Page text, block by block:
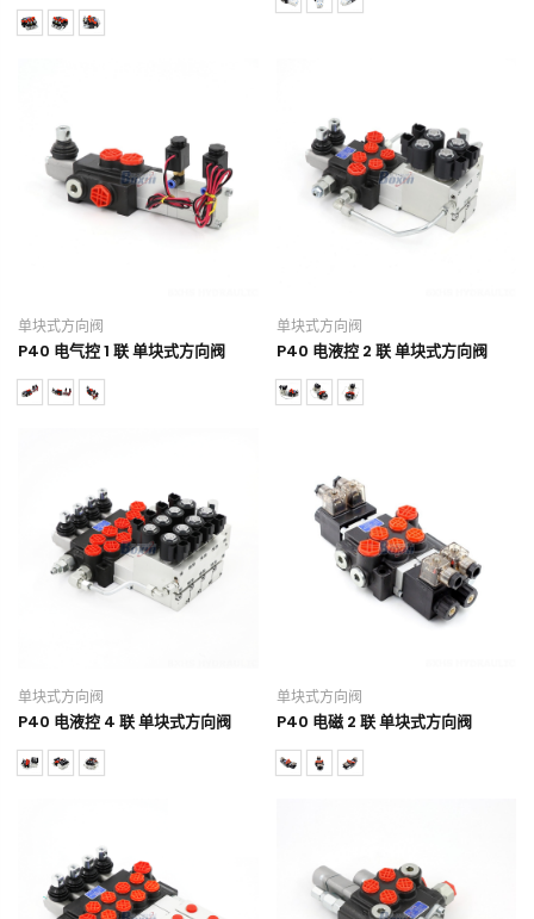
单块式方向阀
P40 电气控 1 联 单块式方向阀
单块式方向阀
P40 电液控 2 联 单块式方向阀
单块式方向阀
P40 电液控 4 联 单块式方向阀
单块式方向阀
P40 电磁 2 联 单块式方向阀